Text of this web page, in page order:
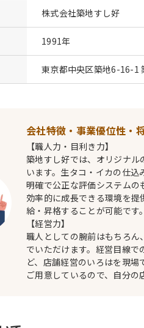
株式会社築地すし好
1991年
東京都中央区築地6-16-1
会社特徴・事業優位性・
【職人力・目利き力】
築地すし好では、オリジナ
います。生タコ・イカの仕込
明確で公正な評価システムの
効率的に成長できる環境を
給・昇格することが可能です。
【経営力】
職人としての腕前はもちろ
でいただけます。経営目線
ど、店舗経営のいろはを現
ご用意しているので、自分の